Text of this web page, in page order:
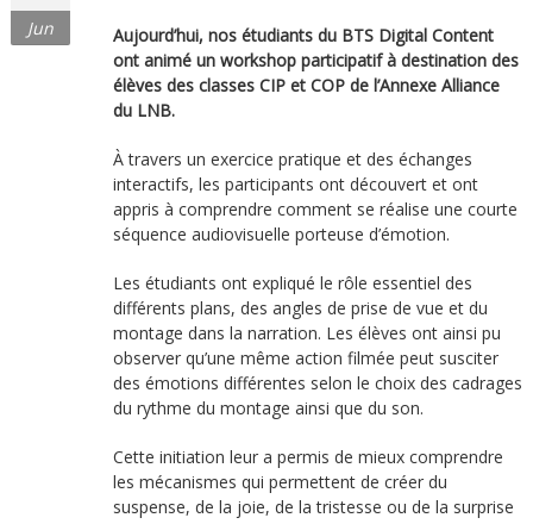
Jun
Aujourd’hui, nos étudiants du BTS Digital Content
ont animé un workshop participatif à destination des
élèves des classes CIP et COP de l’Annexe Alliance
du LNB.
À travers un exercice pratique et des échanges
interactifs, les participants ont découvert et ont
appris à comprendre comment se réalise une courte
séquence audiovisuelle porteuse d’émotion.
Les étudiants ont expliqué le rôle essentiel des
différents plans, des angles de prise de vue et du
montage dans la narration. Les élèves ont ainsi pu
observer qu’une même action filmée peut susciter
des émotions différentes selon le choix des cadrages
du rythme du montage ainsi que du son.
Cette initiation leur a permis de mieux comprendre
les mécanismes qui permettent de créer du
suspense, de la joie, de la tristesse ou de la surprise